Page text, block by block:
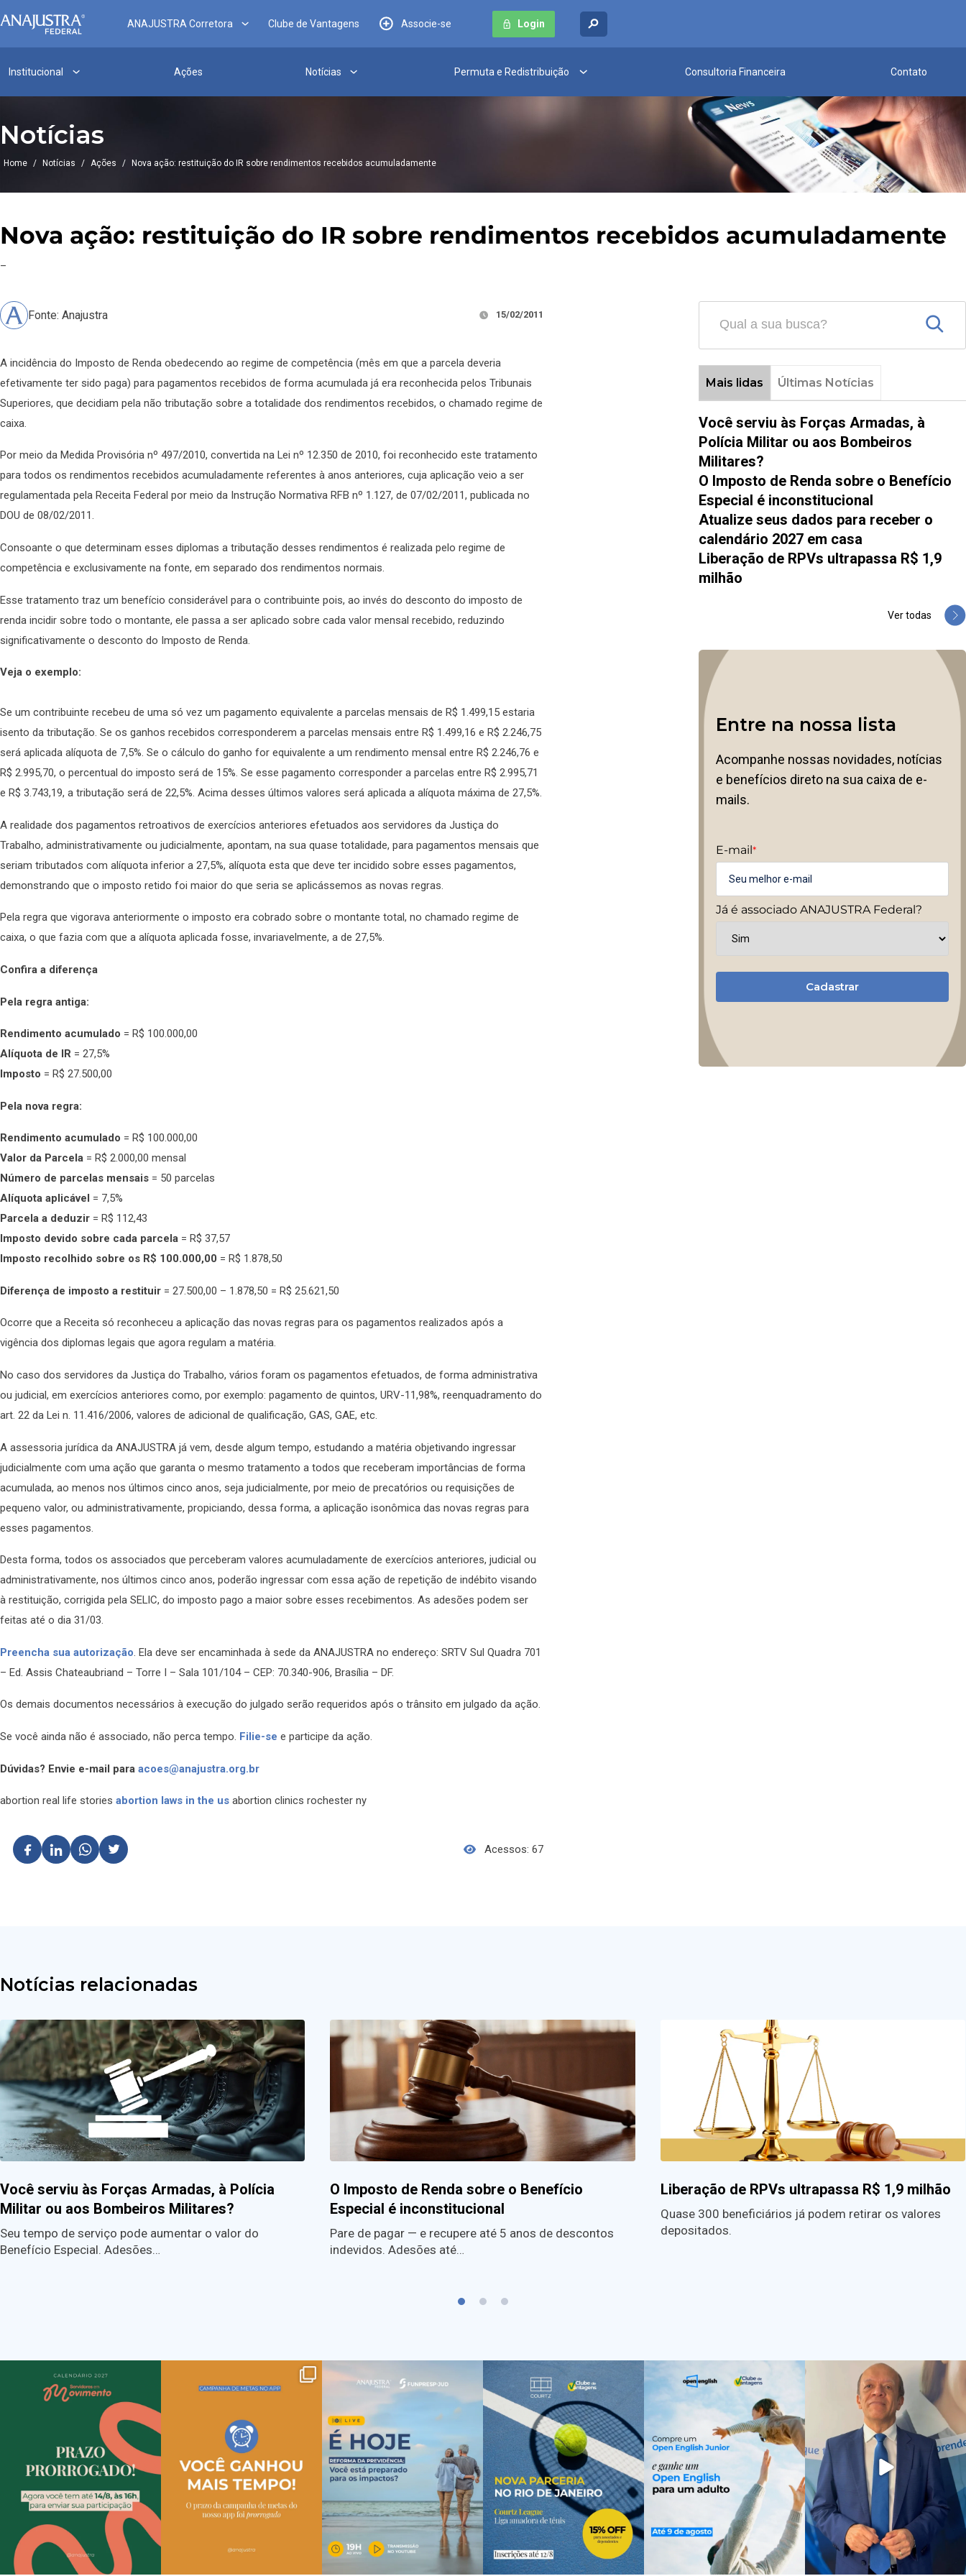
ANAJUSTRA Corretora Clube de Vantagens Associe-se Login
Institucional Ações Notícias Permuta e Redistribuição Consultoria Financeira Contato
Notícias
Home / Notícias / Ações / Nova ação: restituição do IR sobre rendimentos recebidos acumuladamente
Nova ação: restituição do IR sobre rendimentos recebidos acumuladamente
–
Fonte: Anajustra 15/02/2011
A incidência do Imposto de Renda obedecendo ao regime de competência (mês em que a parcela deveria
efetivamente ter sido paga) para pagamentos recebidos de forma acumulada já era reconhecida pelos Tribunais
Superiores, que decidiam pela não tributação sobre a totalidade dos rendimentos recebidos, o chamado regime de
caixa.
Por meio da Medida Provisória nº 497/2010, convertida na Lei nº 12.350 de 2010, foi reconhecido este tratamento
para todos os rendimentos recebidos acumuladamente referentes à anos anteriores, cuja aplicação veio a ser
regulamentada pela Receita Federal por meio da Instrução Normativa RFB nº 1.127, de 07/02/2011, publicada no
DOU de 08/02/2011.
Consoante o que determinam esses diplomas a tributação desses rendimentos é realizada pelo regime de
competência e exclusivamente na fonte, em separado dos rendimentos normais.
Esse tratamento traz um benefício considerável para o contribuinte pois, ao invés do desconto do imposto de
renda incidir sobre todo o montante, ele passa a ser aplicado sobre cada valor mensal recebido, reduzindo
significativamente o desconto do Imposto de Renda.
Veja o exemplo:
Se um contribuinte recebeu de uma só vez um pagamento equivalente a parcelas mensais de R$ 1.499,15 estaria
isento da tributação. Se os ganhos recebidos corresponderem a parcelas mensais entre R$ 1.499,16 e R$ 2.246,75
será aplicada alíquota de 7,5%. Se o cálculo do ganho for equivalente a um rendimento mensal entre R$ 2.246,76 e
R$ 2.995,70, o percentual do imposto será de 15%. Se esse pagamento corresponder a parcelas entre R$ 2.995,71
e R$ 3.743,19, a tributação será de 22,5%. Acima desses últimos valores será aplicada a alíquota máxima de 27,5%.
A realidade dos pagamentos retroativos de exercícios anteriores efetuados aos servidores da Justiça do
Trabalho, administrativamente ou judicialmente, apontam, na sua quase totalidade, para pagamentos mensais que
seriam tributados com alíquota inferior a 27,5%, alíquota esta que deve ter incidido sobre esses pagamentos,
demonstrando que o imposto retido foi maior do que seria se aplicássemos as novas regras.
Pela regra que vigorava anteriormente o imposto era cobrado sobre o montante total, no chamado regime de
caixa, o que fazia com que a alíquota aplicada fosse, invariavelmente, a de 27,5%.
Confira a diferença
Pela regra antiga:
Rendimento acumulado = R$ 100.000,00
Alíquota de IR = 27,5%
Imposto = R$ 27.500,00
Pela nova regra:
Rendimento acumulado = R$ 100.000,00
Valor da Parcela = R$ 2.000,00 mensal
Número de parcelas mensais = 50 parcelas
Alíquota aplicável = 7,5%
Parcela a deduzir = R$ 112,43
Imposto devido sobre cada parcela = R$ 37,57
Imposto recolhido sobre os R$ 100.000,00 = R$ 1.878,50
Diferença de imposto a restituir = 27.500,00 – 1.878,50 = R$ 25.621,50
Ocorre que a Receita só reconheceu a aplicação das novas regras para os pagamentos realizados após a
vigência dos diplomas legais que agora regulam a matéria.
No caso dos servidores da Justiça do Trabalho, vários foram os pagamentos efetuados, de forma administrativa
ou judicial, em exercícios anteriores como, por exemplo: pagamento de quintos, URV-11,98%, reenquadramento do
art. 22 da Lei n. 11.416/2006, valores de adicional de qualificação, GAS, GAE, etc.
A assessoria jurídica da ANAJUSTRA já vem, desde algum tempo, estudando a matéria objetivando ingressar
judicialmente com uma ação que garanta o mesmo tratamento a todos que receberam importâncias de forma
acumulada, ao menos nos últimos cinco anos, seja judicialmente, por meio de precatórios ou requisições de
pequeno valor, ou administrativamente, propiciando, dessa forma, a aplicação isonômica das novas regras para
esses pagamentos.
Desta forma, todos os associados que perceberam valores acumuladamente de exercícios anteriores, judicial ou
administrativamente, nos últimos cinco anos, poderão ingressar com essa ação de repetição de indébito visando
à restituição, corrigida pela SELIC, do imposto pago a maior sobre esses recebimentos. As adesões podem ser
feitas até o dia 31/03.
Preencha sua autorização. Ela deve ser encaminhada à sede da ANAJUSTRA no endereço: SRTV Sul Quadra 701
– Ed. Assis Chateaubriand – Torre I – Sala 101/104 – CEP: 70.340-906, Brasília – DF.
Os demais documentos necessários à execução do julgado serão requeridos após o trânsito em julgado da ação.
Se você ainda não é associado, não perca tempo. Filie-se e participe da ação.
Dúvidas? Envie e-mail para acoes@anajustra.org.br
abortion real life stories abortion laws in the us abortion clinics rochester ny
Acessos: 67
Mais lidas Últimas Notícias
Você serviu às Forças Armadas, à
Polícia Militar ou aos Bombeiros
Militares?
O Imposto de Renda sobre o Benefício
Especial é inconstitucional
Atualize seus dados para receber o
calendário 2027 em casa
Liberação de RPVs ultrapassa R$ 1,9
milhão
Ver todas
Entre na nossa lista
Acompanhe nossas novidades, notícias
e benefícios direto na sua caixa de e-
mails.
E-mail *
Já é associado ANAJUSTRA Federal?
Cadastrar
Notícias relacionadas
Você serviu às Forças Armadas, à Polícia
Militar ou aos Bombeiros Militares?
Seu tempo de serviço pode aumentar o valor do
Benefício Especial. Adesões…
O Imposto de Renda sobre o Benefício
Especial é inconstitucional
Pare de pagar — e recupere até 5 anos de descontos
indevidos. Adesões até…
Liberação de RPVs ultrapassa R$ 1,9 milhão
Quase 300 beneficiários já podem retirar os valores
depositados.